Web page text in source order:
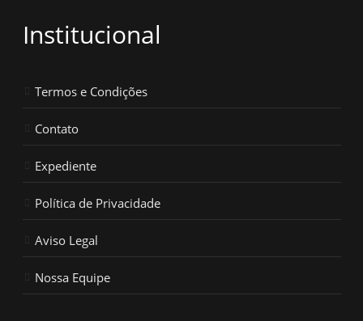
Institucional
Termos e Condições
Contato
Expediente
Política de Privacidade
Aviso Legal
Nossa Equipe